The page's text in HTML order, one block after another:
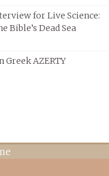
for Live Science:
Bible’s Dead Sea
Greek AZERTY